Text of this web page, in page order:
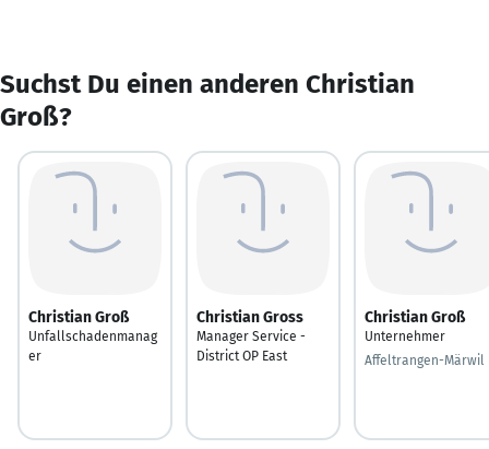
Suchst Du einen anderen Christian
Groß?
Christian Groß
Unfallschadenmanag
er
Christian Gross
Manager Service -
District OP East
Christian Groß
Unternehmer
Affeltrangen-Märwil